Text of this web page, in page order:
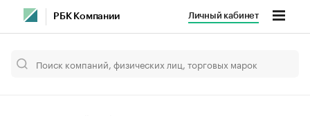
РБК Компании Личный кабинет